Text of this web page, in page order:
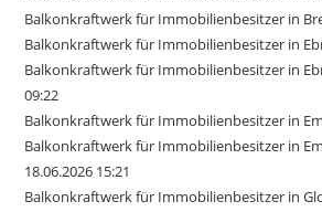
Balkonkraftwerk für Immobilienbesitzer in
Balkonkraftwerk für Immobilienbesitzer in
Balkonkraftwerk für Immobilienbesitzer in
09:22
Balkonkraftwerk für Immobilienbesitzer in
Balkonkraftwerk für Immobilienbesitzer in
18.06.2026 15:21
Balkonkraftwerk für Immobilienbesitzer in